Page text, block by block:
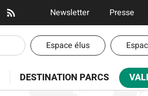
En-
tête
Communication
Newsletter Presse
En-
tête
-
Espace élus
DESTINATION PARCS